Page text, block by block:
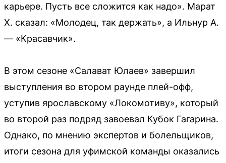
карьере. Пусть все сложится как надо». Марат
Х. сказал: «Молодец, так держать», а Ильнур А.
— «Красавчик».
В этом сезоне «Салават Юлаев» завершил
выступления во втором раунде плей-офф,
уступив ярославскому «Локомотиву», который
во второй раз подряд завоевал Кубок Гагарина.
Однако, по мнению экспертов и болельщиков,
итоги сезона для уфимской команды оказались